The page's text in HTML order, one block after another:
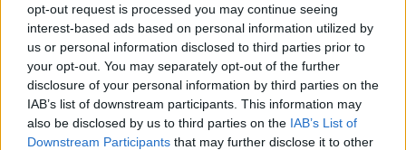
opt-out request is processed you may continue seeing
interest-based ads based on personal information utilized by
us or personal information disclosed to third parties prior to
your opt-out. You may separately opt-out of the further
disclosure of your personal information by third parties on the
IAB’s list of downstream participants. This information may
also be disclosed by us to third parties on the IAB’s List of
Downstream Participants that may further disclose it to other
TAGS Storie Vicentine
Facebook Twitter